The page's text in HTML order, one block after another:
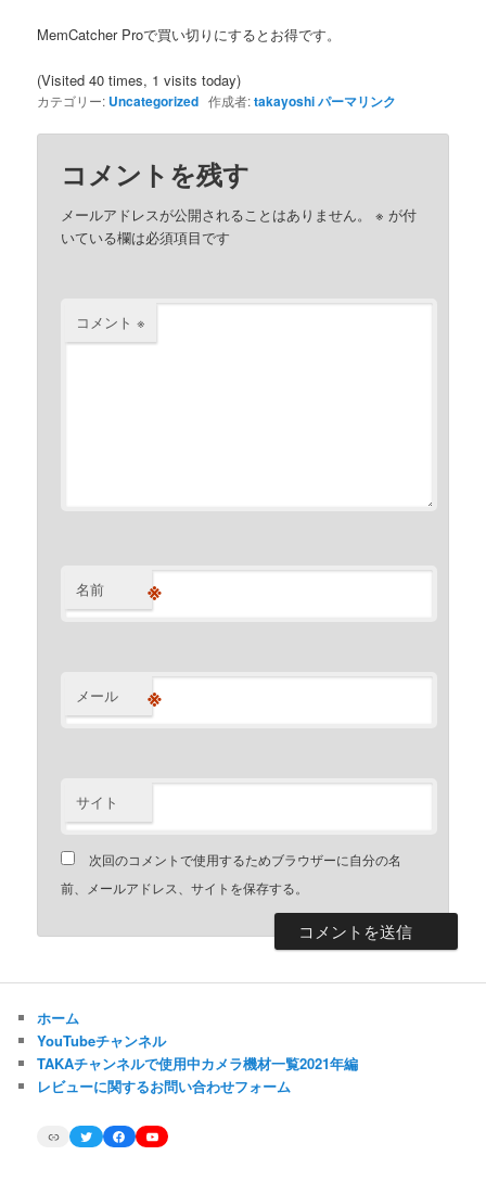
MemCatcher Proで買い切りにするとお得です。
(Visited 40 times, 1 visits today)
カテゴリー: Uncategorized 作成者:takayoshiパーマリンク
コメントを残す
メールアドレスが公開されることはありません。 ※ が付
いている欄は必須項目です
コメント※
名前 ※
メール ※
サイト
次回のコメントで使用するためブラウザーに自分の名
前、メールアドレス、サイトを保存する。
ホーム
YouTubeチャンネル
TAKAチャンネルで使用中カメラ機材一覧2021年編
レビューに関するお問い合わせフォーム
Link TwitterFacebookYouTube